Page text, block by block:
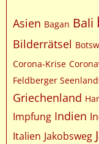
Asien Bagan Bali
Bilderrätsel
Corona-Krise
Feldberger
Griechenland
Impfung Indien
Italien Jakobsweg